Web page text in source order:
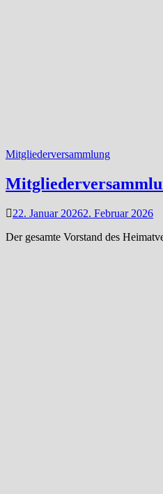
Mitgliederversammlung
22. Januar 20262. Februar 2026
Der gesamte Vorstand des